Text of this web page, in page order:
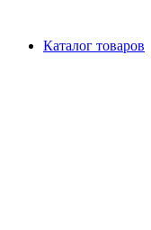
Каталог товаров